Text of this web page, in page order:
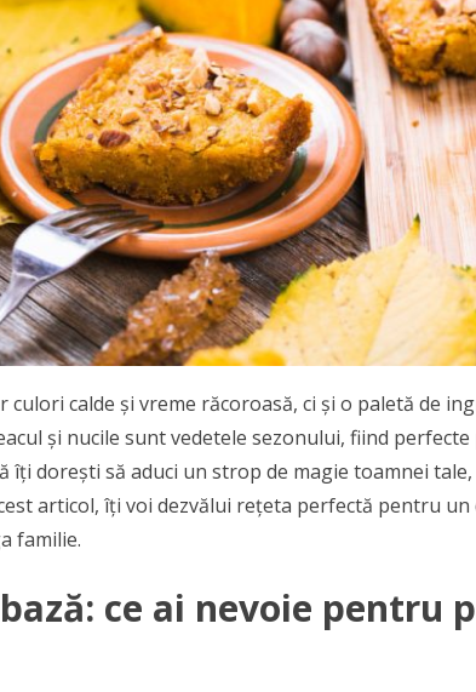
culori calde și vreme răcoroasă, ci și o paletă de
și nucile sunt vedetele sezonului, fiind
îți dorești să aduci un strop de magie toamnei
articol, îți voi dezvălui rețeta perfectă pentru
familie.
ce ai nevoie pentru